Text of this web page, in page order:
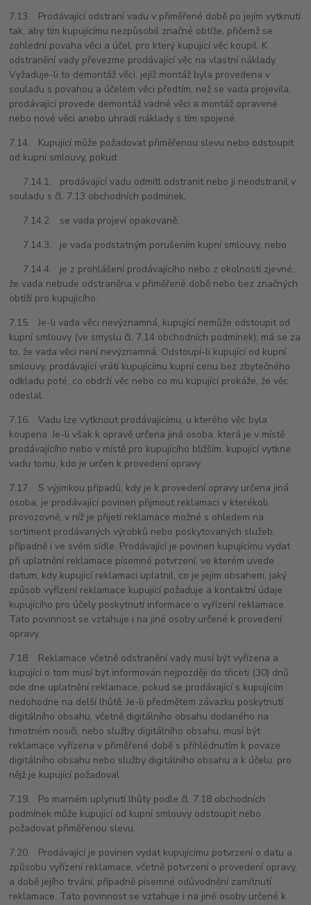
7.13. Prodávající odstraní vadu v přiměřené době po jejím vytknutí
tak, aby tím kupujícímu nezpůsobil značné obtíže, přičemž se
zohlední povaha věci a účel, pro který kupující věc koupil. K
odstranění vady převezme prodávající věc na vlastní náklady.
Vyžaduje-li to demontáž věci, jejíž montáž byla provedena v
souladu s povahou a účelem věci předtím, než se vada projevila,
prodávající provede demontáž vadné věci a montáž opravené
nebo nové věci anebo uhradí náklady s tím spojené.
7.14. Kupující může požadovat přiměřenou slevu nebo odstoupit
od kupní smlouvy, pokud:
7.14.1. prodávající vadu odmítl odstranit nebo ji neodstranil v
souladu s čl. 7.13 obchodních podmínek,
7.14.2. se vada projeví opakovaně,
7.14.3. je vada podstatným porušením kupní smlouvy, nebo
7.14.4. je z prohlášení prodávajícího nebo z okolností zjevné,
že vada nebude odstraněna v přiměřené době nebo bez značných
obtíží pro kupujícího.
7.15. Je-li vada věci nevýznamná, kupující nemůže odstoupit od
kupní smlouvy (ve smyslu čl. 7.14 obchodních podmínek); má se za
to, že vada věci není nevýznamná. Odstoupí-li kupující od kupní
smlouvy, prodávající vrátí kupujícímu kupní cenu bez zbytečného
odkladu poté, co obdrží věc nebo co mu kupující prokáže, že věc
odeslal.
7.16. Vadu lze vytknout prodávajícímu, u kterého věc byla
koupena. Je-li však k opravě určena jiná osoba, která je v místě
prodávajícího nebo v místě pro kupujícího bližším, kupující vytkne
vadu tomu, kdo je určen k provedení opravy.
7.17. S výjimkou případů, kdy je k provedení opravy určena jiná
osoba, je prodávající povinen přijmout reklamaci v kterékoli
provozovně, v níž je přijetí reklamace možné s ohledem na
sortiment prodávaných výrobků nebo poskytovaných služeb,
případně i ve svém sídle. Prodávající je povinen kupujícímu vydat
při uplatnění reklamace písemné potvrzení, ve kterém uvede
datum, kdy kupující reklamaci uplatnil, co je jejím obsahem, jaký
způsob vyřízení reklamace kupující požaduje a kontaktní údaje
kupujícího pro účely poskytnutí informace o vyřízení reklamace.
Tato povinnost se vztahuje i na jiné osoby určené k provedení
opravy.
7.18. Reklamace včetně odstranění vady musí být vyřízena a
kupující o tom musí být informován nejpozději do třiceti (30) dnů
ode dne uplatnění reklamace, pokud se prodávající s kupujícím
nedohodne na delší lhůtě. Je-li předmětem závazku poskytnutí
digitálního obsahu, včetně digitálního obsahu dodaného na
hmotném nosiči, nebo služby digitálního obsahu, musí být
reklamace vyřízena v přiměřené době s přihlédnutím k povaze
digitálního obsahu nebo služby digitálního obsahu a k účelu, pro
nějž je kupující požadoval.
7.19. Po marném uplynutí lhůty podle čl. 7.18 obchodních
podmínek může kupující od kupní smlouvy odstoupit nebo
požadovat přiměřenou slevu.
7.20. Prodávající je povinen vydat kupujícímu potvrzení o datu a
způsobu vyřízení reklamace, včetně potvrzení o provedení opravy,
a době jejího trvání, případně písemné odůvodnění zamítnutí
reklamace. Tato povinnost se vztahuje i na jiné osoby určené k